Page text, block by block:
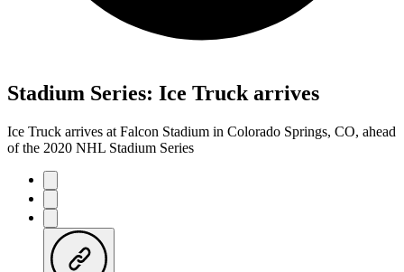
Stadium Series: Ice Truck arrives
Ice Truck arrives at Falcon Stadium in Colorado Springs, CO, ahead
of the 2020 NHL Stadium Series